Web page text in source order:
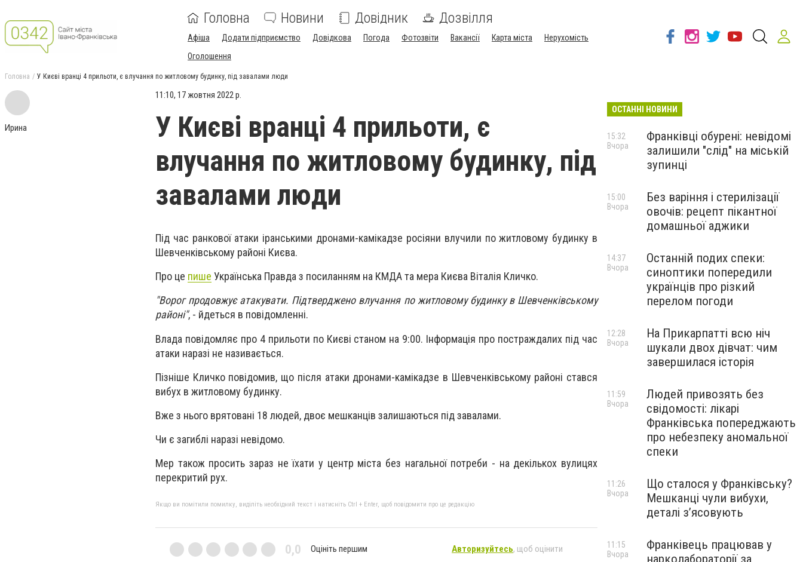
Головна Новини Довідник Дозвілля
Афіша Додати підприємство Довідкова Погода Фотозвіти Вакансії Карта міста
Нерухомість
Оголошення
Головна У Києві вранці 4 прильоти, є влучання по житловому будинку, під завалами люди
Ирина
11:10, 17 жовтня 2022 р.
У Києві вранці 4 прильоти, є
влучання по житловому будинку, під
завалами люди
Під час ранкової атаки іранськими дронами-камікадзе росіяни влучили по житловому будинку в
Шевченківському районі Києва.
Про це пише Українська Правда з посиланням на КМДА та мера Києва Віталія Кличко.
"Ворог продовжує атакувати. Підтверджено влучання по житловому будинку в Шевченківському
районі", - йдеться в повідомленні.
Влада повідомляє про 4 прильоти по Києві станом на 9:00. Інформація про постраждалих під час
атаки наразі не називається.
Пізніше Кличко повідомив, що після атаки дронами-камікадзе в Шевченківському районі стався
вибух в житловому будинку.
Вже з нього врятовані 18 людей, двоє мешканців залишаються під завалами.
Чи є загиблі наразі невідомо.
Мер також просить зараз не їхати у центр міста без нагальної потреби - на декількох вулицях
перекритий рух.
Якщо ви помітили помилку, виділіть необхідний текст і натисніть Ctrl + Enter, щоб повідомити про це редакцію
0,0 Оцініть першим Авторизуйтесь, щоб оцінити
ОСТАННІ НОВИНИ
Франківці обурені: невідомі
залишили "слід" на міській
зупинці
15:32
Вчора
Без варіння і стерилізації
овочів: рецепт пікантної
домашньої аджики
15:00
Вчора
Останній подих спеки:
синоптики попередили
українців про різкий
перелом погоди
14:37
Вчора
На Прикарпатті всю ніч
шукали двох дівчат: чим
завершилася історія
12:28
Вчора
Людей привозять без
свідомості: лікарі
Франківська попереджають
про небезпеку аномальної
спеки
11:59
Вчора
Що сталося у Франківську?
Мешканці чули вибухи,
деталі з’ясовують
11:26
Вчора
Франківець працював у
нарколабораторії за
11:15
Вчора